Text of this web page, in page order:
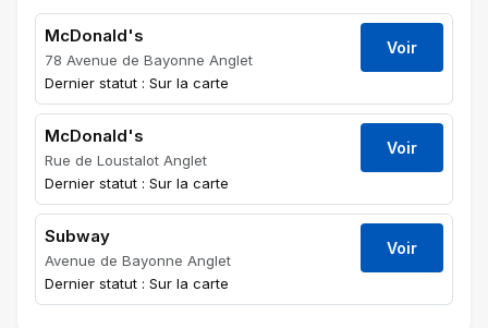
McDonald's
78 Avenue de Bayonne Anglet
Dernier statut : Sur la carte
Voir
McDonald's
Rue de Loustalot Anglet
Dernier statut : Sur la carte
Voir
Subway
Avenue de Bayonne Anglet
Dernier statut : Sur la carte
Voir